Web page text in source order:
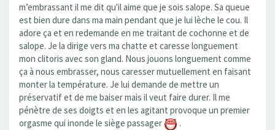
m’embrassant il me dit qu'il aime que je sois salope. Sa queue
est bien dure dans ma main pendant que je lui lèche le cou. Il
adore ça et en redemande en me traitant de cochonne et de
salope. Je la dirige vers ma chatte et caresse longuement
mon clitoris avec son gland. Nous jouons longuement comme
ça à nous embrasser, nous caresser mutuellement en faisant
monter la température. Je lui demande de mettre un
préservatif et de me baiser mais il veut faire durer. Il me
pénètre de ses doigts et en les agitant provoque un premier
orgasme qui inonde le siège passager
.